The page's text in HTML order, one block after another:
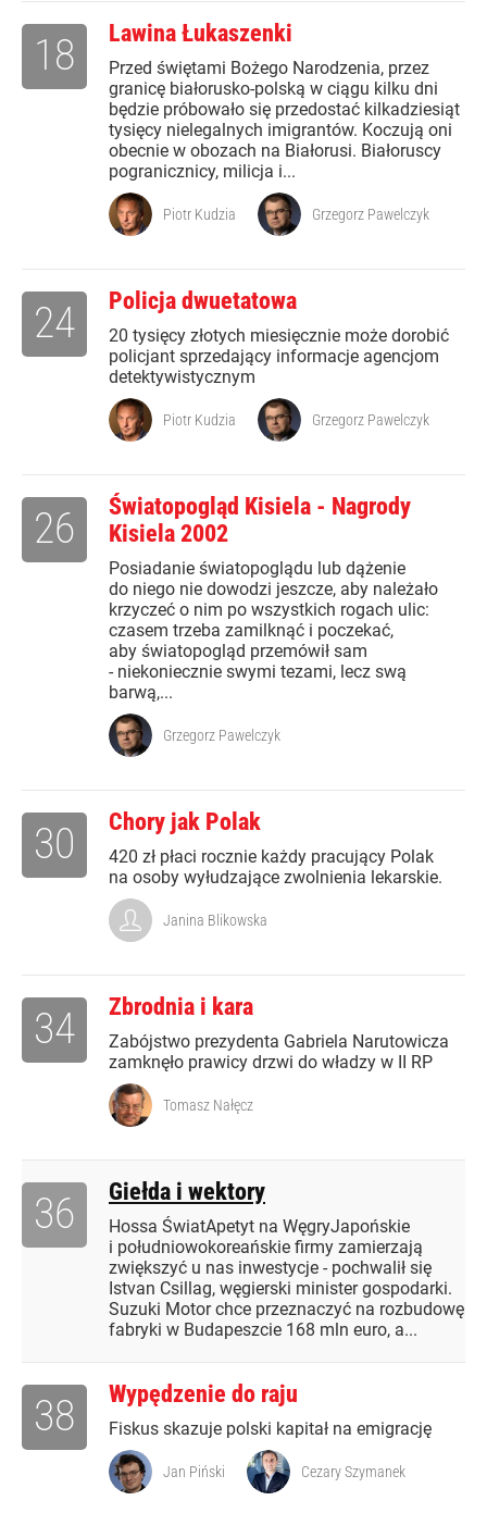
Lawina Łukaszenki
Przed świętami Bożego Narodzenia, przez
granicę białorusko-polską w ciągu kilku dni
będzie próbowało się przedostać kilkadziesiąt
tysięcy nielegalnych imigrantów. Koczują oni
obecnie w obozach na Białorusi. Białoruscy
pogranicznicy, milicja i...
18
Piotr Kudzia Grzegorz Pawelczyk
Policja dwuetatowa
20 tysięcy złotych miesięcznie może dorobić
policjant sprzedający informacje agencjom
detektywistycznym
24
Piotr Kudzia Grzegorz Pawelczyk
Światopogląd Kisiela - Nagrody
Kisiela 2002
Posiadanie światopoglądu lub dążenie
do niego nie dowodzi jeszcze, aby należało
krzyczeć o nim po wszystkich rogach ulic:
czasem trzeba zamilknąć i poczekać,
aby światopogląd przemówił sam
- niekoniecznie swymi tezami, lecz swą
barwą,...
26
Grzegorz Pawelczyk
Chory jak Polak
420 zł płaci rocznie każdy pracujący Polak
na osoby wyłudzające zwolnienia lekarskie.
30
Janina Blikowska
Zbrodnia i kara
Zabójstwo prezydenta Gabriela Narutowicza
zamknęło prawicy drzwi do władzy w II RP
34
Tomasz Nałęcz
Giełda i wektory
Hossa ŚwiatApetyt na WęgryJapońskie
i południowokoreańskie firmy zamierzają
zwiększyć u nas inwestycje - pochwalił się
Istvan Csillag, węgierski minister gospodarki.
Suzuki Motor chce przeznaczyć na rozbudowę
fabryki w Budapeszcie 168 mln euro, a...
36
Wypędzenie do raju
Fiskus skazuje polski kapitał na emigrację
38
Jan Piński Cezary Szymanek